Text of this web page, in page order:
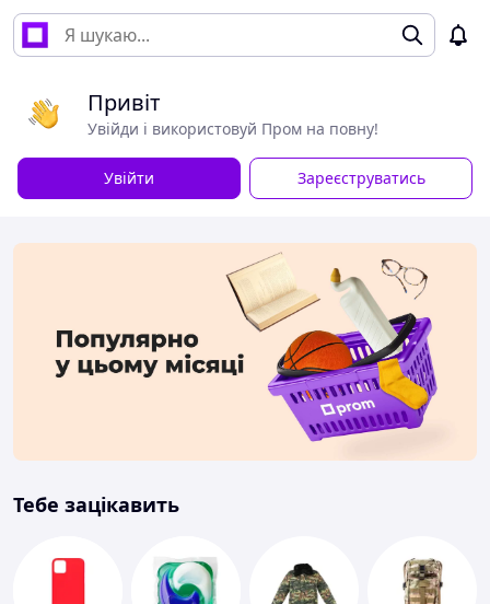
Привіт
Увійди і використовуй Пром на повну!
Увійти Зареєструватись
Тебе зацікавить